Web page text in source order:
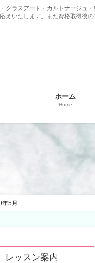
グラスアート・カルトナージュ
えいたします。また資格取得後
ホーム
Home
年5月
レッスン案内